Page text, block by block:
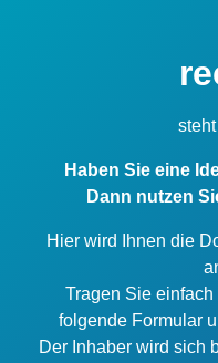
Haben Sie eine
Dann nutzen
Hier wird Ihnen die
Tragen Sie
folgende Formular
Der Inhaber wird sich